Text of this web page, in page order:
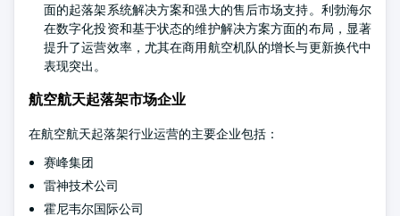
面的起落架系统解决方案和强大的售后市场支持。利勃海尔
在数字化投资和基于状态的维护解决方案方面的布局，显著
提升了运营效率，尤其在商用航空机队的增长与更新换代中
表现突出。
航空航天起落架市场企业
在航空航天起落架行业运营的主要企业包括：
赛峰集团
雷神技术公司
霍尼韦尔国际公司